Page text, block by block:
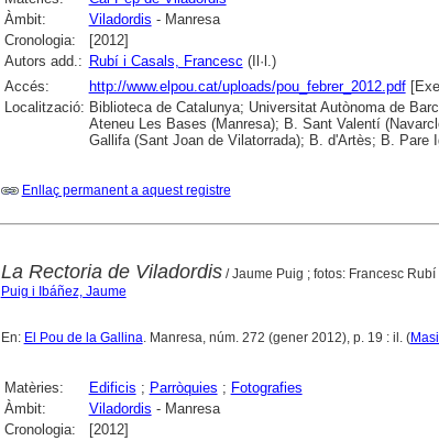
Àmbit:
Viladordis - Manresa
Cronologia:
[2012]
Autors add.: Rubí i Casals, Francesc (Il·l.)
Accés:
http://www.elpou.cat/uploads/pou_febrer_2012.pdf
Localització: Biblioteca de Catalunya; Universitat Autònoma de
Ateneu Les Bases (Manresa); B. Sant Valentí
Gallifa (Sant Joan de Vilatorrada); B. d'Artès; B. Pare
Enllaç permanent a aquest registre
La Rectoria de Viladordis/ Jaume Puig ; fotos: Francesc Rubí
Puig i Ibáñez, Jaume
En: El Pou de la Gallina. Manresa, núm. 272 (gener 2012), p. 19 : il. (
Matèries: Edificis ; Parròquies ; Fotografies
Àmbit:
Viladordis - Manresa
Cronologia:
[2012]